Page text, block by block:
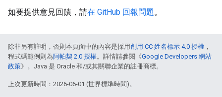
如要提供意見回饋，請在 GitHub 回報問題。
除非另有註明，否則本頁面中的內容是採用創用 CC 姓名標示 4.0 授權 ，
程式碼範例則為阿帕契 2.0 授權。詳情請參閱《Google Developers 網站
政策》。Java 是 Oracle 和/或其關聯企業的註冊商標。
上次更新時間：2026-06-01 (世界標準時間)。